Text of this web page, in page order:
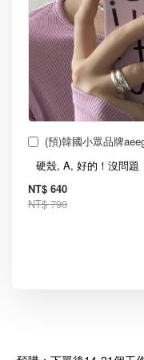
(預)韓國小眾品牌
NT$ 640
NT$ 790